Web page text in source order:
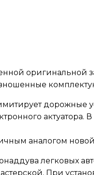
оригинальной
дорожные
аналогом
легковых
При